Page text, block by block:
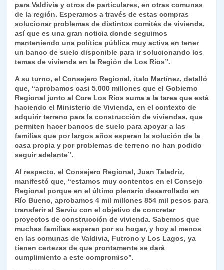
para Valdivia y otros de particulares, en otras comunas
de la región. Esperamos a través de estas compras
solucionar problemas de distintos comités de vivienda,
así que es una gran noticia donde seguimos
manteniendo una política pública muy activa en tener
un banco de suelo disponible para ir solucionando los
temas de vivienda en la Región de Los Ríos”.
A su turno, el Consejero Regional, ítalo Martínez, detalló
que, “aprobamos casi 5.000 millones que el Gobierno
Regional junto al Core Los Ríos suma a la tarea que está
haciendo el Ministerio de Vivienda, en el contexto de
adquirir terreno para la construcción de viviendas, que
permiten hacer bancos de suelo para apoyar a las
familias que por largos años esperan la solución de la
casa propia y por problemas de terreno no han podido
seguir adelante”.
Al respecto, el Consejero Regional, Juan Taladríz,
manifestó que, “estamos muy contentos en el Consejo
Regional porque en el último plenario desarrollado en
Río Bueno, aprobamos 4 mil millones 854 mil pesos para
transferir al Serviu con el objetivo de concretar
proyectos de construcción de vivienda. Sabemos que
muchas familias esperan por su hogar, y hoy al menos
en las comunas de Valdivia, Futrono y Los Lagos, ya
tienen certezas de que prontamente se dará
cumplimiento a este compromiso”.